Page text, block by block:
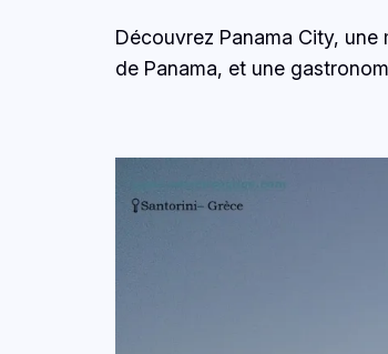
Découvrez Panama City,
de Panama, et une